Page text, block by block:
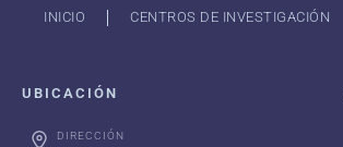
INICIO CENTROS DE INVESTIGACIÓN
UBICACIÓN
DIRECCIÓN